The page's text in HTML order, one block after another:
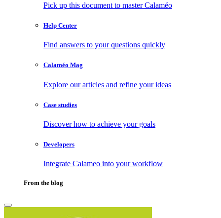
Pick up this document to master Calaméo
Help Center
Find answers to your questions quickly
Calaméo Mag
Explore our articles and refine your ideas
Case studies
Discover how to achieve your goals
Developers
Integrate Calameo into your workflow
From the blog